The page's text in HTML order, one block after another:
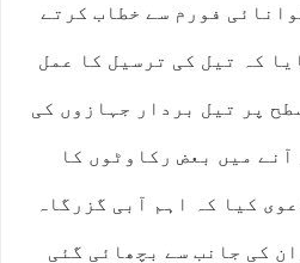
فورم سے خطاب کرتے
کہ تیل کی ترسیل کا عمل
پر تیل بردار جہازوں کی
میں بعض رکاوٹوں کا
کیا کہ اہم آبی گزرگاہ
کی جانب سے بچھائی گئی